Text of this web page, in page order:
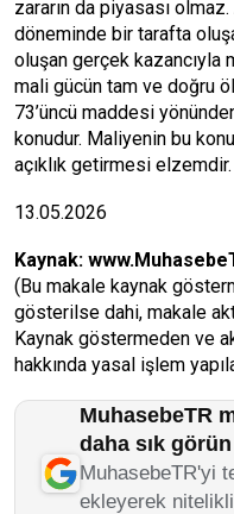
zararın da piyasası
döneminde bir tarafta
oluşan gerçek
mali gücün tam ve doğru
73’üncü maddesi
konudur. Maliyenin bu
açıklık getirmesi elzemdir.
13.05.2026
Kaynak:
(Bu makale kaynak
gösterilse dahi, makale
Kaynak göstermeden ve
hakkında yasal işlem
MuhasebeTR
daha sık görün
MuhasebeTR'yi
ekleyerek